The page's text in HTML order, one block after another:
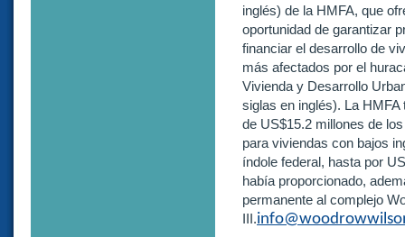
inglés) de la HMFA, que
oportunidad de garantizar
financiar el desarrollo de
más afectados por el
Vivienda y Desarrollo
siglas en inglés). La
de US$15.2 millones de
para viviendas con bajos
índole federal, hasta por
había proporcionado,
permanente al complejo
III.